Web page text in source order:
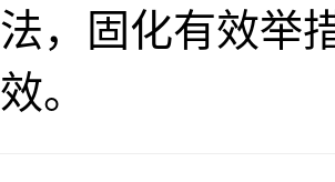
法，固化有效举
效。